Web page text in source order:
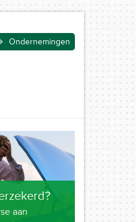
Ondernemingen
aan